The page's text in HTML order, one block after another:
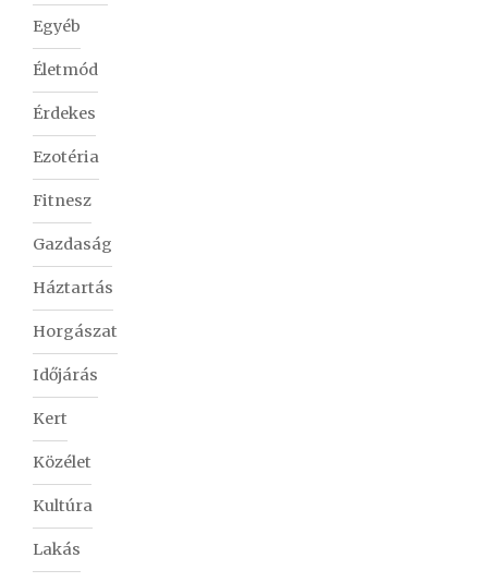
Egyéb
Életmód
Érdekes
Ezotéria
Fitnesz
Gazdaság
Háztartás
Horgászat
Időjárás
Kert
Közélet
Kultúra
Lakás